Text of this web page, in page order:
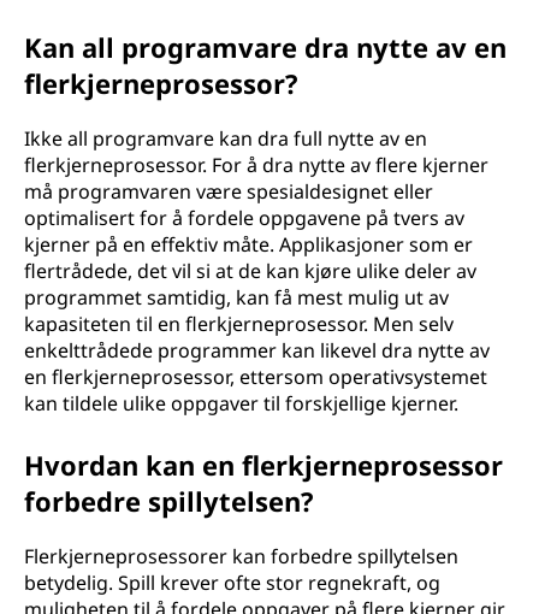
Kan all programvare dra nytte av en
flerkjerneprosessor?
Ikke all programvare kan dra full nytte av en
flerkjerneprosessor. For å dra nytte av flere kjerner
må programvaren være spesialdesignet eller
optimalisert for å fordele oppgavene på tvers av
kjerner på en effektiv måte. Applikasjoner som er
flertrådede, det vil si at de kan kjøre ulike deler av
programmet samtidig, kan få mest mulig ut av
kapasiteten til en flerkjerneprosessor. Men selv
enkelttrådede programmer kan likevel dra nytte av
en flerkjerneprosessor, ettersom operativsystemet
kan tildele ulike oppgaver til forskjellige kjerner.
Hvordan kan en flerkjerneprosessor
forbedre spillytelsen?
Flerkjerneprosessorer kan forbedre spillytelsen
betydelig. Spill krever ofte stor regnekraft, og